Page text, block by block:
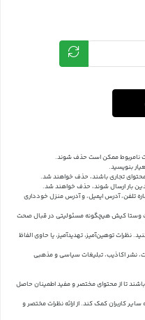
نامربوط ممکن است حذف شوند.
بنویسید.
تجاری باشند، حذف خواهند شد.
بار ارسال شوند، حذف خواهند شد.
تلفن، آدرس ایمیل، و آدرس منزل خودداری
وستا کیش هیچگونه مسئولیتی در قبال صحت
نظرات توهین‌آمیز، تهدیدآمیز، یا حاوی الفاظ
نشر اکاذیب، تبلیغات سیاسی و مذهبی
شامل 50 کاراکتر و حداکثر 500 کاراکتر باشند تا از محتوای مختصر و مفید اطمینان حاصل
سایر کاربران کمک کند.از ارائه نظرات مختصر و